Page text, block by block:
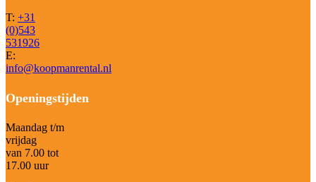
T: +31
(0)543
531926
E:
info@koopmanrental.nl
Openingstijden
Maandag t/m
vrijdag
van 7.00 tot
17.00 uur